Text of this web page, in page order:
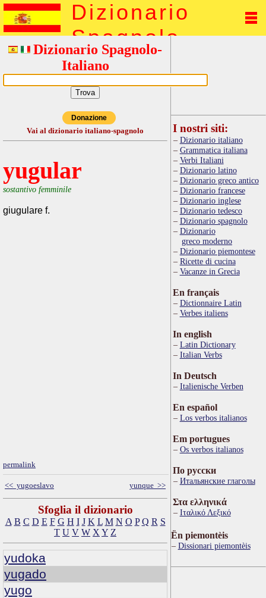
Dizionario
Spagnolo
Dizionario Spagnolo-
Italiano
Donazione
Vai al dizionario italiano-spagnolo
yugular
sostantivo femminile
giugulare f.
permalink
<< yugoeslavo yunque >>
Sfoglia il dizionario
A B C D E F G H I J K L M N O P Q R S
T U V W X Y Z
yudoka
yugado
yugo
I nostri siti:
Dizionario italiano
Grammatica italiana
Verbi Italiani
Dizionario latino
Dizionario greco antico
Dizionario francese
Dizionario inglese
Dizionario tedesco
Dizionario spagnolo
Dizionario
greco moderno
Dizionario piemontese
Ricette di cucina
Vacanze in Grecia
En français
Dictionnaire Latin
Verbes italiens
In english
Latin Dictionary
Italian Verbs
In Deutsch
Italienische Verben
En español
Los verbos italianos
Em portugues
Os verbos italianos
По русски
Итальянские глаголы
Στα ελληνικά
Ιταλικό Λεξικό
Ën piemontèis
Dissionari piemontèis